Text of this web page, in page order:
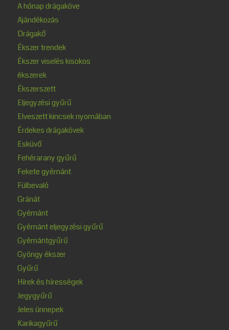
A hónap drágaköve
Ajándékozás
Drágakő
Ékszer trendek
Ékszer viselés kisokos
ékszerek
Ékszerszett
Eljegyzési gyűrű
Elveszett kincsek nyomában
Érdekes drágakövek
Esküvő
Fehérarany gyűrű
Fekete gyémánt
Fülbevaló
Gránát
Gyémánt
Gyémánt eljegyzési gyűrű
Gyémántgyűrű
Gyöngy ékszer
Gyűrű
Hírek és hírességek
Jegygyűrű
Jeles ünnepek
Karikagyűrű